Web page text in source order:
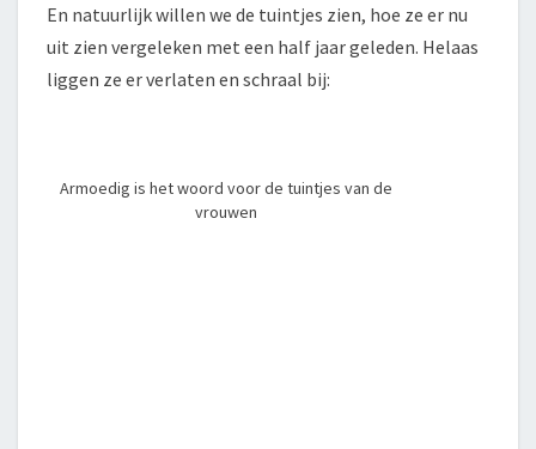
En natuurlijk willen we de tuintjes zien, hoe ze er nu
uit zien vergeleken met een half jaar geleden. Helaas
liggen ze er verlaten en schraal bij:
Armoedig is het woord voor de tuintjes van de
vrouwen